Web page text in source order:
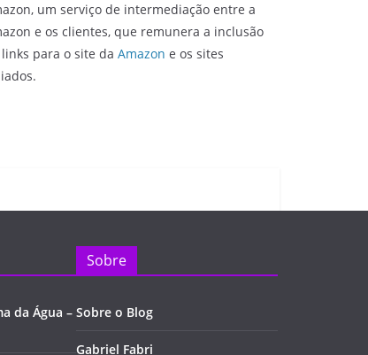
um serviço de intermediação entre a
e os clientes, que remunera a inclusão
para o site da Amazon e os sites
da Água –
Sobre
Sobre o Blog
Gabriel Fabri